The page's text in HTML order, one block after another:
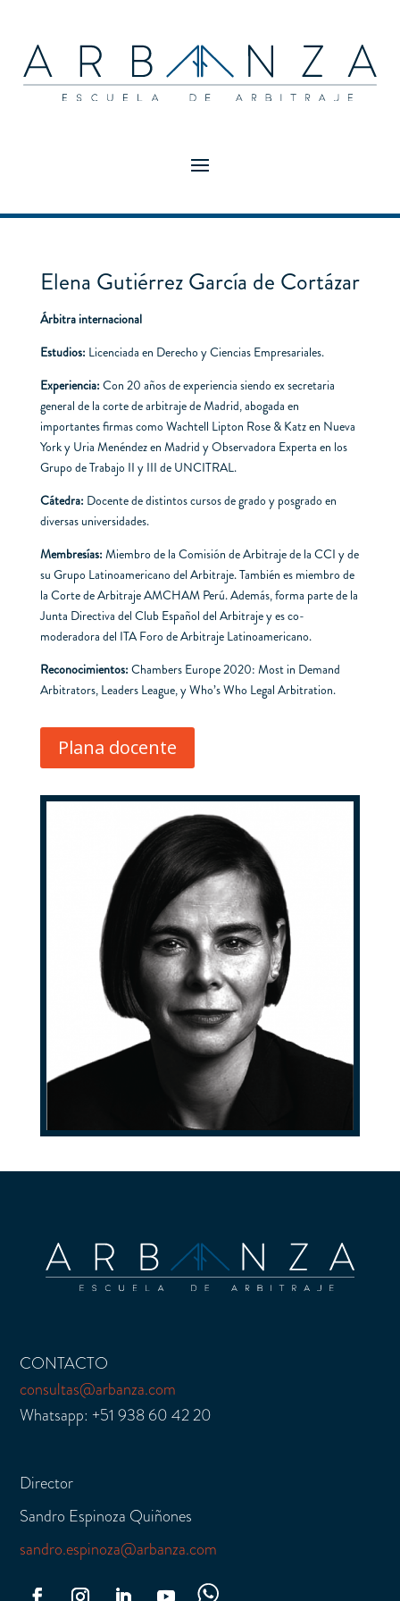
Elena Gutiérrez García de Cortázar
Árbitra internacional
Estudios: Licenciada en Derecho y Ciencias Empresariales.
Experiencia: Con 20 años de experiencia siendo ex secretaria
general de la corte de arbitraje de Madrid, abogada en
importantes firmas como Wachtell Lipton Rose & Katz en Nueva
York y Uria Menéndez en Madrid y Observadora Experta en los
Grupo de Trabajo II y III de UNCITRAL.
Cátedra: Docente de distintos cursos de grado y posgrado en
diversas universidades.
Membresías: Miembro de la Comisión de Arbitraje de la CCI y de
su Grupo Latinoamericano del Arbitraje. También es miembro de
la Corte de Arbitraje AMCHAM Perú. Además, forma parte de la
Junta Directiva del Club Español del Arbitraje y es co-
moderadora del ITA Foro de Arbitraje Latinoamericano.
Reconocimientos: Chambers Europe 2020: Most in Demand
Arbitrators, Leaders League, y Who’s Who Legal Arbitration.
Plana docente
CONTACTO
consultas@arbanza.com
Whatsapp: +51 938 60 42 20
Director
Sandro Espinoza Quiñones
sandro.espinoza@arbanza.com